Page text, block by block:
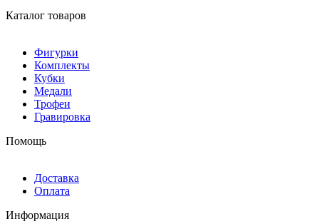
Каталог товаров
Фигурки
Комплекты
Кубки
Медали
Трофеи
Гравировка
Помощь
Доставка
Оплата
Информация